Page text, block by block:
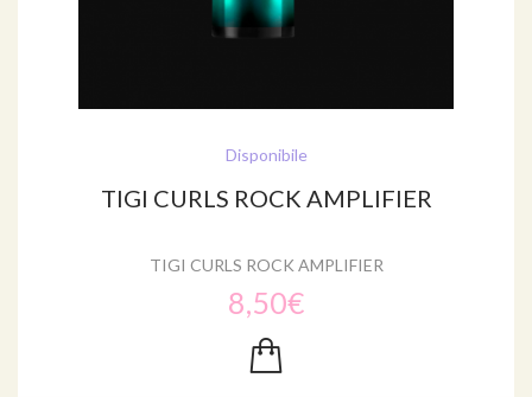
Disponibile
TIGI CURLS ROCK AMPLIFIER
TIGI CURLS ROCK AMPLIFIER
8,50€